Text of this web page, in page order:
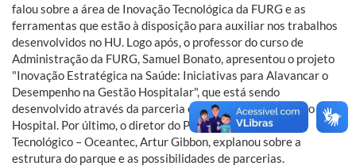
falou sobre a área de Inovação Tecnológica da FURG e as
ferramentas que estão à disposição para auxiliar nos trabalhos
desenvolvidos no HU. Logo após, o professor do curso de
Administração da FURG, Samuel Bonato, apresentou o projeto
"Inovação Estratégica na Saúde: Iniciativas para Alavancar o
Desempenho na Gestão Hospitalar", que está sendo
desenvolvido através da parceria entre a Universidade e o
Hospital. Por último, o diretor do Parque Científico e
Tecnológico – Oceantec, Artur Gibbon, explanou sobre a
estrutura do parque e as possibilidades de parcerias.